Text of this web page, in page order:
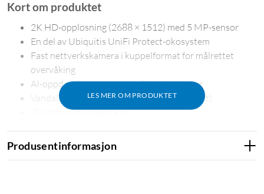
LES MER OM PRODUKTET
Kort om produktet
2K HD-oppløsning (2688 × 1512) med 5 MP-sensor
En del av Ubiquitis UniFi Protect-økosystem
Fast nettverkskamera i kuppelformat for målrettet
overvåking
AI-oppdagelse av personer, kjøretøy og dyr
Vandalsikker konstruksjon (IK08-klassifisert)
IR-nattsyn på opptil 9 m
2K-bilde med høy detaljrikdom
Produsentinformasjon